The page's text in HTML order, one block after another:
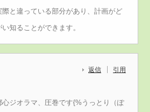
と違っている部分があり、計画がど
知ることができます。
返信 引用
ジオラマ、圧巻です{%うっとり（ぽ